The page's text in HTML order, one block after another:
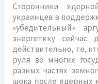
Сторонники
украинцев в
«убедительный»
энергетику
действительно, те,
руля во многих
разных частях
шока после ядерных